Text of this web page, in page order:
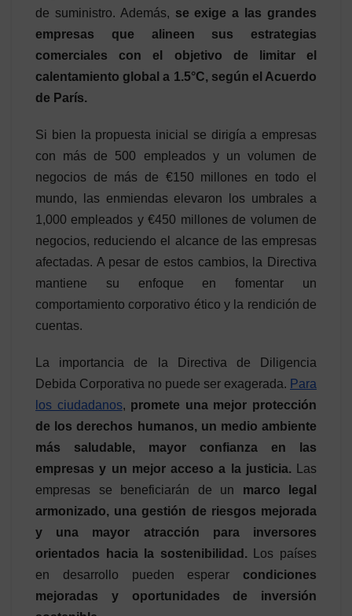
de suministro. Además, se exige a las grandes
empresas que alineen sus estrategias
comerciales con el objetivo de limitar el
calentamiento global a 1.5°C, según el Acuerdo
de París.
Si bien la propuesta inicial se dirigía a empresas
con más de 500 empleados y un volumen de
negocios de más de €150 millones en todo el
mundo, las enmiendas elevaron los umbrales a
1,000 empleados y €450 millones de volumen de
negocios, reduciendo el alcance de las empresas
afectadas. A pesar de estos cambios, la Directiva
mantiene su enfoque en fomentar un
comportamiento corporativo ético y la rendición de
cuentas.
La importancia de la Directiva de Diligencia
Debida Corporativa no puede ser exagerada. Para
los ciudadanos, promete una mejor protección
de los derechos humanos, un medio ambiente
más saludable, mayor confianza en las
empresas y un mejor acceso a la justicia.
Las
empresas se beneficiarán de un marco legal
armonizado, una gestión de riesgos mejorada
y una mayor atracción para inversores
orientados hacia la sostenibilidad.
Los países
en desarrollo pueden esperar condiciones
mejoradas y oportunidades de inversión